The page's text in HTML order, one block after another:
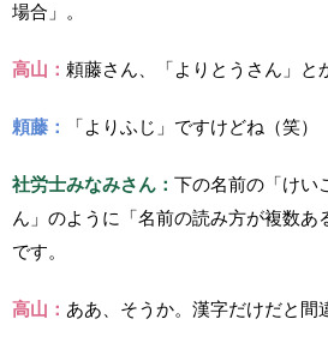
場合」。
高山： 頼藤さん、「よりとうさん」と
頼藤： 「よりふじ」ですけどね（笑）
社労士みなみさん： 下の名前の「けい
ん」のように「名前の読み方が複数あ
です。
高山： ああ、そうか。漢字だけだと間